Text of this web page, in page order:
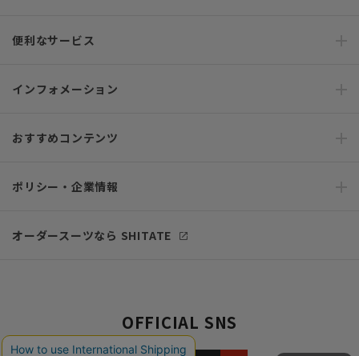
便利なサービス
インフォメーション
おすすめコンテンツ
ポリシー・企業情報
オーダースーツなら SHITATE
OFFICIAL SNS